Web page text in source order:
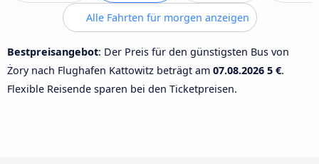
Alle Fahrten für morgen anzeigen
Bestpreisangebot: Der Preis für den günstigsten Bus von
Żory nach Flughafen Kattowitz beträgt am 07.08.2026 5 €.
Flexible Reisende sparen bei den Ticketpreisen.